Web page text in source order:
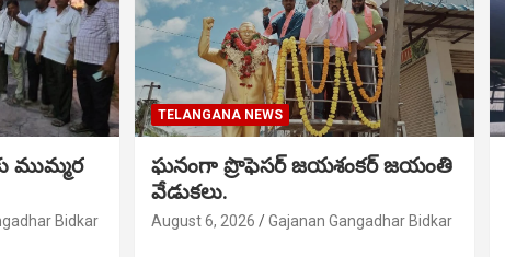
ముమ్మర
Bidkar
TELANGANA NEWS
ఘనంగా ప్రొఫెసర్ జయశంకర్ జయంతి
వేడుకలు.
August 6, 2026 Gajanan Gangadhar Bidkar